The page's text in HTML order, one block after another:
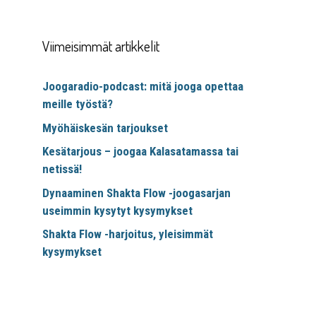
Viimeisimmät artikkelit
Joogaradio-podcast: mitä jooga opettaa
meille työstä?
Myöhäiskesän tarjoukset
Kesätarjous – joogaa Kalasatamassa tai
netissä!
Dynaaminen Shakta Flow -joogasarjan
useimmin kysytyt kysymykset
Shakta Flow -harjoitus, yleisimmät
kysymykset